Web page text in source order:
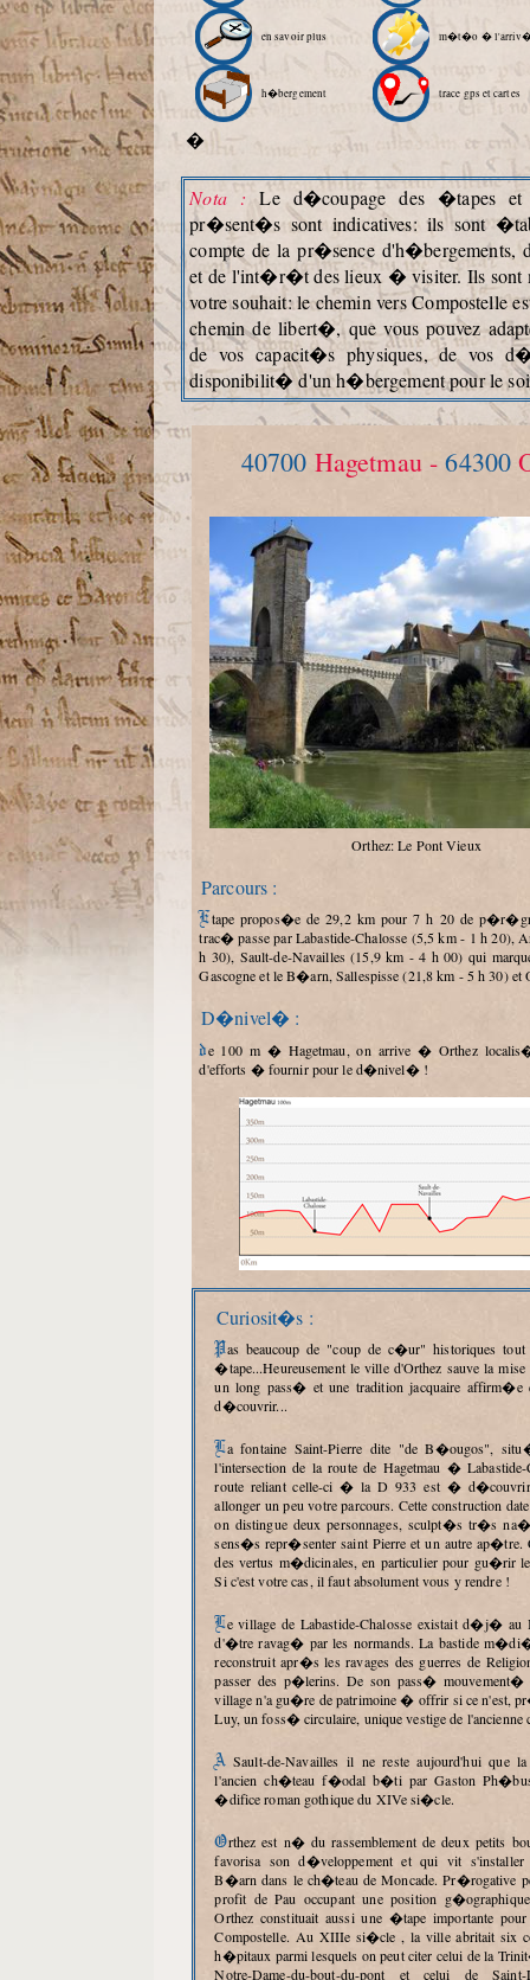
en savoir plus m�t�o �
h�bergement trace gps et cartes
�
Nota : Le d�coupage des �tapes et
pr�sent�s sont indicatives: ils sont
compte de la pr�sence d'h�bergements,
et de l'int�r�t des lieux � visiter. Ils sont
votre souhait: le chemin vers Compostelle
chemin de libert�, que vous pouvez
de vos capacit�s physiques, de vos
disponibilit� d'un h�bergement pour le
Orthez: Le Pont Vieux
40700 Hagetmau -64300
Parcours :
Etape propos�e de 29,2 km pour 7 h 20 de p�r�grination et dont le
trac� passe par Labastide-Chalosse (5,5 km - 1 h 20),
h 30), Sault-de-Navailles (15,9 km - 4 h 00) qui
Gascogne et le B�arn, Sallespisse (21,8 km - 5 h 30) et
D�nivel� :
de 100 m � Hagetmau, on arrive � Orthez localis� � 65 m : peu
d'efforts � fournir pour le d�nivel� !
Curiosit�s :
Pas beaucoup de "coup de c�ur" historiques tout au long de cette
�tape...Heureusement le ville d'Orthez sauve la
un long pass� et une tradition jacquaire affirm�e
d�couvrir...
La fontaine Saint-Pierre dite "de B�ougos", situ�e � l'angle de
l'intersection de la route de Hagetmau � Labastide-
route reliant celle-ci � la D 933 est �
allonger un peu votre parcours. Cette construction
on distingue deux personnages, sculpt�s tr�s
sens�s repr�senter saint Pierre et un autre ap�tre.
des vertus m�dicinales, en particulier pour gu�rir
Si c'est votre cas, il faut absolument vous y rendre !
Le village de Labastide-Chalosse existait d�j� au IXe si�cle avant
d'�tre ravag� par les normands. La bastide
reconstruit apr�s les ravages des guerres de
passer des p�lerins. De son pass� mouvement�
village n'a gu�re de patrimoine � offrir si ce n'est,
Luy, un foss� circulaire, unique vestige de
A Sault-de-Navailles il ne reste aujourd'hui que la tour ruin�e de
l'ancien ch�teau f�odal b�ti par Gaston
�difice roman gothique du XIVe si�cle.
Orthez est n� du rassemblement de deux petits bourgs en 1260 qui
favorisa son d�veloppement et qui vit s'installer
B�arn dans le ch�teau de Moncade. Pr�rogative
profit de Pau occupant une position
Orthez constituait aussi une �tape importante
Compostelle. Au XIIIe si�cle , la ville abritait six
h�pitaux parmi lesquels on peut citer celui de la
Notre-Dame-du-bout-du-pont et celui de Saint-